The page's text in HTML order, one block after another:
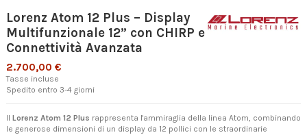
Lorenz Atom 12 Plus – Display
Multifunzionale 12” con CHIRP e
Connettività Avanzata
2.700,00 €
Tasse incluse
Spedito entro 3-4 giorni
Il Lorenz Atom 12 Plus rappresenta l'ammiraglia della linea Atom, combinando
le generose dimensioni di un display da 12 pollici con le straordinarie